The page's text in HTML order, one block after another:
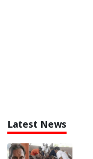
Latest News